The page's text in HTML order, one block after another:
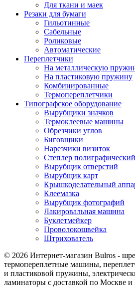
Для ткани и маек
Резаки для бумаги
Гильотинные
Сабельные
Роликовые
Автоматические
Переплетчики
На металлическую
На пластиковую пружину
Комбинированные
Термопереплетчики
Типографское оборудование
Вырубщики значков
Термоклеевые машины
Обрезчики углов
Биговщики
Нарезчики визиток
Степлер полиграфический
Вырубщик отверстий
Вырубщик карт
Крышкоделательный
Клеемазка
Вырубщик фотографий
Лакировальная машина
Буклетмейкер
Проволокошвейка
Штрихователь
© 2026 Интернет-магазин Bulros -
термопереплетные машины,
и пластиковой пружины,
ламинаторы с доставкой по Москве и